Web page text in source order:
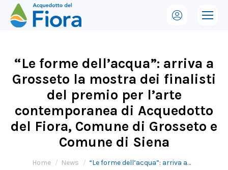
“Le forme dell’acqua”: arriva a
Grosseto la mostra dei finalisti
del premio per l’arte
contemporanea di Acquedotto
del Fiora, Comune di Grosseto e
Comune di Siena
Tu sei qui:
Home News “Le forme dell’acqua”: arriva a…